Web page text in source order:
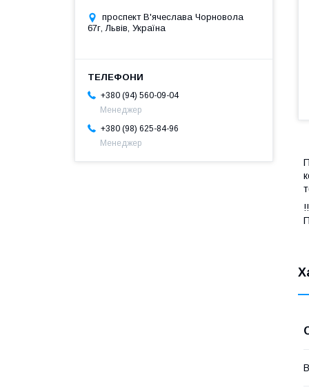
проспект В'ячеслава Чорновола
67г, Львів, Україна
+380 (94) 560-09-04
Менеджер
+380 (98) 625-84-96
Менеджер